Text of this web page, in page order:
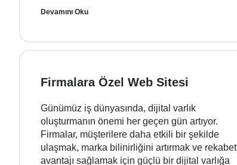
Devamını Oku
Firmalara Özel Web Sitesi
Günümüz iş dünyasında, dijital varlık
oluşturmanın önemi her geçen gün artıyor.
Firmalar, müşterilere daha etkili bir şekilde
ulaşmak, marka bilinirliğini artırmak ve rekabet
avantajı sağlamak için güçlü bir dijital varlığa